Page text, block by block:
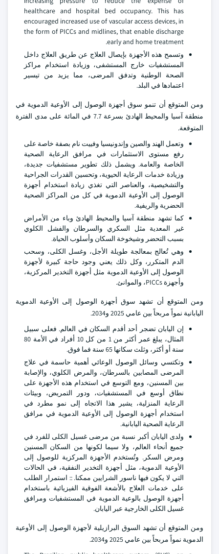
healthcare and hospital bed occupancy. This has
encouraged increased use of vascular access devices, in
the form of PICCs and midlines, that enable discharge
early and home treatment.
وتسمح هذه الأجهزة بإيصال العلاج عن طريق العلاج داخل
المستشفيات خارج المستشفى، وزيادة استخدام مراكز
الصحة الوطنية وتدفق المرضى، مما يزيد من تيسير
اعتمادها في البلد.
ومن المتوقع أن تنمو سوق أجهزة الوصول إلى الأوعية الدموية في
منطقة آسيا والمحيط الهادئ بسرعة 7.7 في المائة على مدى الفترة
المتوقعة.
وتعمل الهند والصين وإندونيسيا وفييت نام بصفة خاصة على
رفع مستوى الاستثمارات في مرافق الرعاية الصحية
الخاصة والعامة. ويشمل ذلك تطوير مستشفيات جديدة،
وزيادة خدمات الرعاية الحيوية، وتحسين القدرات الجراحية
والتشخيصية، والعناصر التي تغذي زيادة استخدام أجهزة
الوصول إلى الأوعية الدموية في كل من المراكز الصحية
الحضرية والريفية.
كما تشهد منطقة آسيا والمحيط الهادئ وباء من الأمراض
غير المعدية مثل السكري والسرطان والفشل الكلوي
بسبب التحضر وشيخوخة السكان وأسلوب الحياة.
وهي تُعالج بمعالجة طويلة الأجل، وغسل الكلى، وسحب
الدم المتكرر، وكل ذلك يعني وجود حاجة كبيرة لأجهزة
الوصول إلى الأوعية الدموية مثل أجهزة التخدير المركزية،
وأجهزة PICCs، والموانئ.
ومن المتوقع أن تشهد سوق أجهزة الوصول إلى الأوعية الدموية
اليابانية نمواً مربحاً بين عامي 2025 و2034.
إن اليابان تضجر أحد أقدم السكان في العالم. فعلى سبيل
المثال، يبلغ عمر أكثر من 1 من كل 10 أفراد في الأمة 80
سنة أو أكثر، وثلث سكانها 65 سنة فما فوق.
وتكتسي وسائل الوصول الوعائي أهمية حاسمة في علاج
المرضى المصابين بالسرطان، والمرض الكلوي، والإصابة
بين المسنين، ومع التوسع في استخدام هذه الأجهزة على
نطاق أوسع في المستشفيات، ودور التمريض، وبيئات
الرعاية المنزلية، يشير هذا الاتجاه إلى نمو مطرد في
استخدام أجهزة الوصول إلى الأوعية الدموية في مرافق
الرعاية الصحية اليابانية.
ولدى اليابان أكبر نسبة من مرضى غسيل الكلى للفرد في
جميع أنحاء العالم، ولا سيما لكونها من السكان المسنين
ومرض السكر. وتُستخدم الأجهزة المركزية للوصول إلى
الأوعية الدموية، مثل أجهزة التخدير النفقية، في الحالات
التي لا يكون فيها ناسور الشرايين ممكنا. :: استمرار الطلب
على خدمات العلاج بالأشعة الفوقية الفيزيائية باستخدام
أجهزة الوصول بالوعية الدموية في المستشفيات ومرافق
غسيل الكلى الخارجية عبر اليابان.
ومن المتوقع أن تشهد السوق البرازيلية لأجهزة الوصول إلى الأوعية
الدموية نمواً مربحاً بين عامي 2025 و2034.